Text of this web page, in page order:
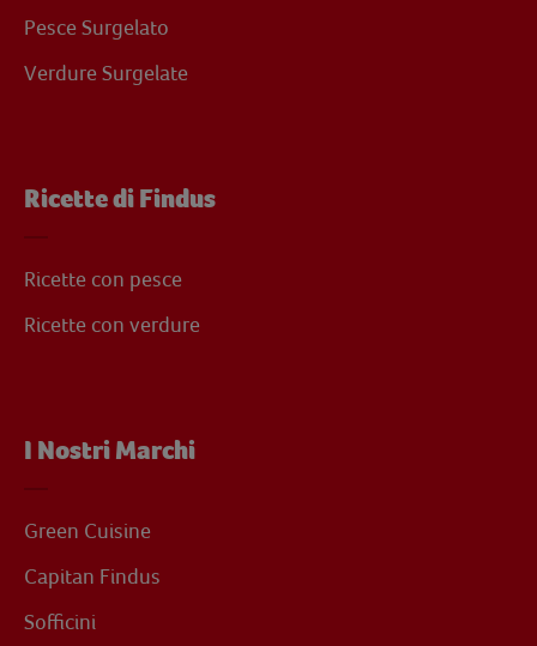
Pesce Surgelato
Verdure Surgelate
Ricette di Findus
Ricette con pesce
Ricette con verdure
I Nostri Marchi
Green Cuisine
Capitan Findus
Sofficini